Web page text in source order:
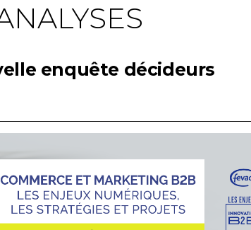
enquête décideurs